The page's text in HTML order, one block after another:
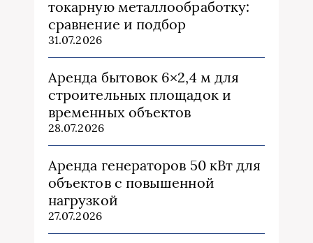
токарную металлообработку:
сравнение и подбор
31.07.2026
Аренда бытовок 6×2,4 м для
строительных площадок и
временных объектов
28.07.2026
Аренда генераторов 50 кВт для
объектов с повышенной
нагрузкой
27.07.2026